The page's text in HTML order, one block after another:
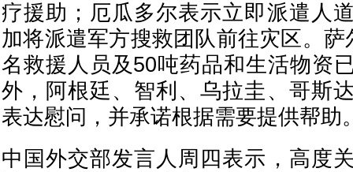
疗援助；厄瓜多尔表示立即派遣人
加将派遣军方搜救团队前往灾区。
名救援人员及50吨药品和生活物资
外，阿根廷、智利、乌拉圭、哥斯
表达慰问，并承诺根据需要提供帮助
中国外交部发言人周四表示，高度